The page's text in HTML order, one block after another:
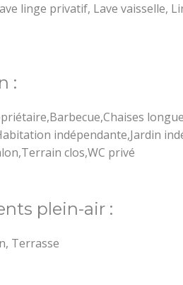
linge privatif, Lave vaisselle,
:
indépendante,Jardin
clos,WC privé
plein-air :
Terrasse